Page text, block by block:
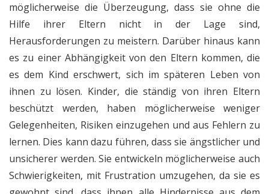
möglicherweise die Überzeugung, dass sie ohne die
Hilfe ihrer Eltern nicht in der Lage sind,
Herausforderungen zu meistern. Darüber hinaus kann
es zu einer Abhängigkeit von den Eltern kommen, die
es dem Kind erschwert, sich im späteren Leben von
ihnen zu lösen. Kinder, die ständig von ihren Eltern
beschützt werden, haben möglicherweise weniger
Gelegenheiten, Risiken einzugehen und aus Fehlern zu
lernen. Dies kann dazu führen, dass sie ängstlicher und
unsicherer werden. Sie entwickeln möglicherweise auch
Schwierigkeiten, mit Frustration umzugehen, da sie es